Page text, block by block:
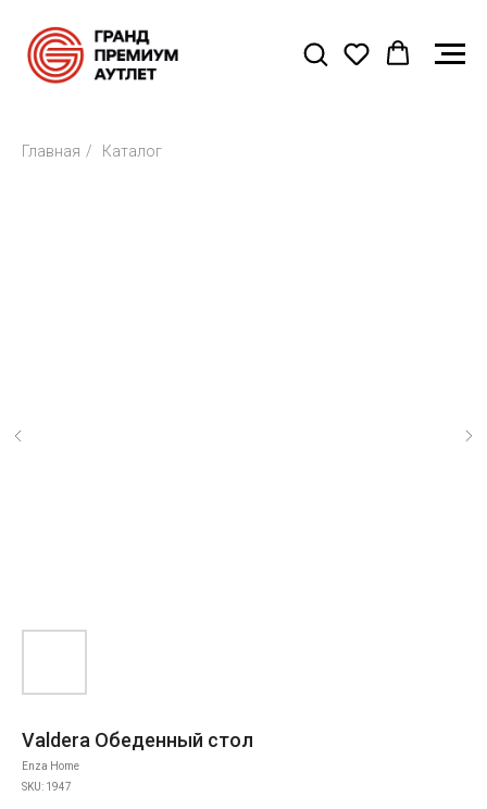
Главная / Каталог
Valdera Обеденный стол
Enza Home
SKU: 1947